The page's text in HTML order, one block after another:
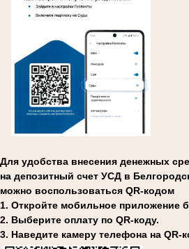
Для удобства внесения денежных
на депозитный счет УСД в
можно воспользоваться QR-кодом
1. Откройте мобильное приложение
2. Выберите оплату по QR-коду.
3. Наведите камеру телефона на QR-